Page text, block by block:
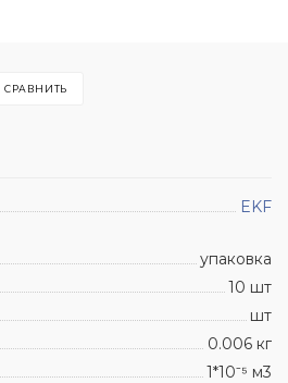
СРАВНИТЬ
EKF
упаковка
10 шт
шт
0.006 кг
1*10⁻⁵ м3